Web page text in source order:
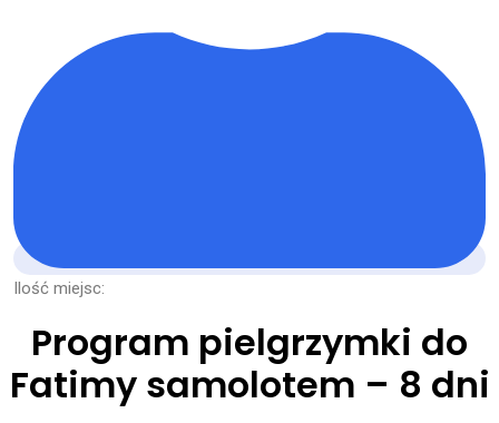
Ilość miejsc:
Program pielgrzymki do
Fatimy samolotem – 8 dni